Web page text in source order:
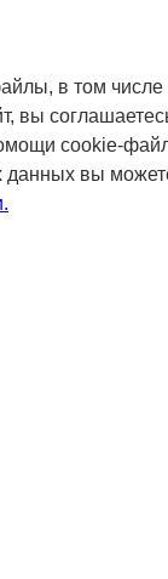
в том числе
вы
cookie-
данных вы